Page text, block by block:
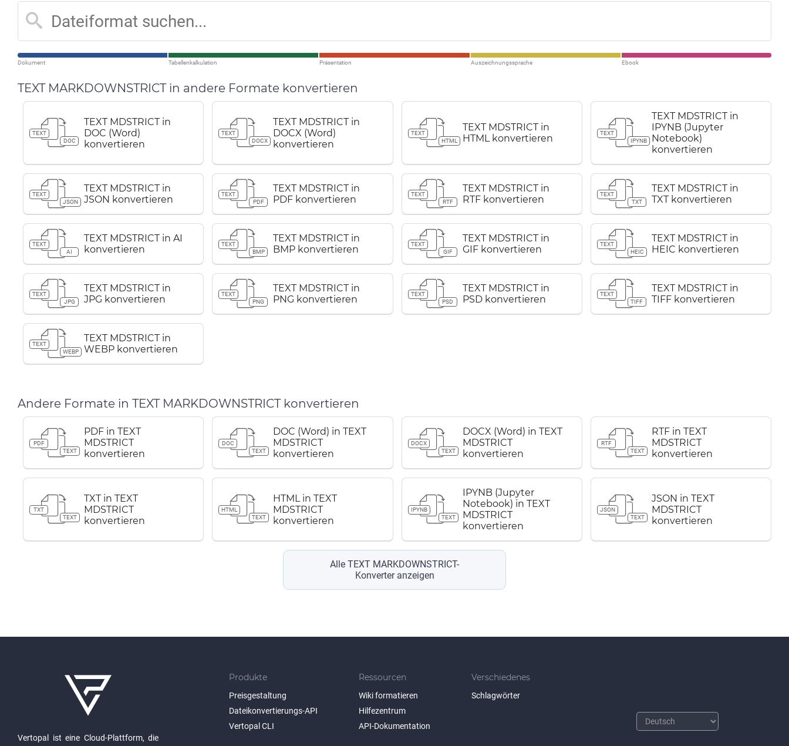
Dokument Tabellenkalkulation Präsentation Auszeichnungssprache Ebook
TEXT MARKDOWNSTRICT in andere Formate konvertieren
TEXT
DOC
TEXT MDSTRICT in
DOC (Word)
konvertieren
TEXT
DOCX
TEXT MDSTRICT in
DOCX (Word)
konvertieren
TEXT
HTML
TEXT MDSTRICT in
HTML konvertieren
TEXT
IPYNB
TEXT MDSTRICT in
IPYNB (Jupyter
Notebook)
konvertieren
TEXT
JSON
TEXT MDSTRICT in
JSON konvertieren
TEXT
PDF
TEXT MDSTRICT in
PDF konvertieren
TEXT
RTF
TEXT MDSTRICT in
RTF konvertieren
TEXT
TXT
TEXT MDSTRICT in
TXT konvertieren
TEXT
AI
TEXT MDSTRICT in AI
konvertieren
TEXT
BMP
TEXT MDSTRICT in
BMP konvertieren
TEXT
GIF
TEXT MDSTRICT in
GIF konvertieren
TEXT
HEIC
TEXT MDSTRICT in
HEIC konvertieren
TEXT
JPG
TEXT MDSTRICT in
JPG konvertieren
TEXT
PNG
TEXT MDSTRICT in
PNG konvertieren
TEXT
PSD
TEXT MDSTRICT in
PSD konvertieren
TEXT
TIFF
TEXT MDSTRICT in
TIFF konvertieren
TEXT
WEBP
TEXT MDSTRICT in
WEBP konvertieren
Andere Formate in TEXT MARKDOWNSTRICT konvertieren
PDF
TEXT
PDF in TEXT
MDSTRICT
konvertieren
DOC
TEXT
DOC (Word) in TEXT
MDSTRICT
konvertieren
DOCX
TEXT
DOCX (Word) in TEXT
MDSTRICT
konvertieren
RTF
TEXT
RTF in TEXT
MDSTRICT
konvertieren
TXT
TEXT
TXT in TEXT
MDSTRICT
konvertieren
HTML
TEXT
HTML in TEXT
MDSTRICT
konvertieren
IPYNB
TEXT
IPYNB (Jupyter
Notebook) in TEXT
MDSTRICT
konvertieren
JSON
TEXT
JSON in TEXT
MDSTRICT
konvertieren
Alle TEXT MARKDOWNSTRICT-
Konverter anzeigen
Vertopal ist eine Cloud-Plattform, die
Produkte
Preisgestaltung
Dateikonvertierungs-API
Vertopal CLI
Ressourcen
Wiki formatieren
Hilfezentrum
API-Dokumentation
Verschiedenes
Schlagwörter